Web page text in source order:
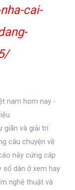
cai-
giãn và giải trí
câu chuyện về
này cứng cáp
số dân ở xem hay
nghệ thuật và